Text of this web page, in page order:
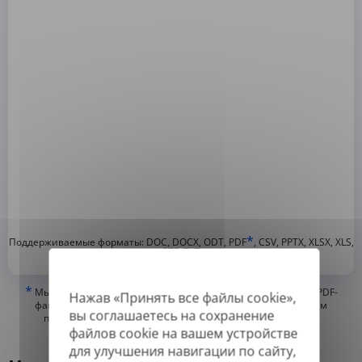
Нажав «Принять все файлы cookie»,
вы соглашаетесь на сохранение
файлов cookie на вашем устройстве
для улучшения навигации по сайту,
Поддерживаемые форматы: DOC, DOCX, ODT, PDF*, CSV, PPTX, XLSX, XLS,
RTF, TXT
* Мы можем переводить только «истинные» или цифровые PDF-
файлы, а также файлы с возможностью поиска, но не можем
переводить PDF-файлы, состоящие из изображений, или
отсканированные PDF.